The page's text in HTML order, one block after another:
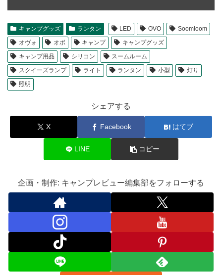
キャンプグッズ ランタン LED OVO
Soomloom
オヴォ
オボ キャンプ
キャンプグッズ
キャンプ用品
シリコン
スームルーム
スクイーズランプ
ライト ランタン 小型
灯り
照明
シェアする
X Facebook はてブ
LINE コピー
企画・制作: キャンプレビュー編集部をフォローする